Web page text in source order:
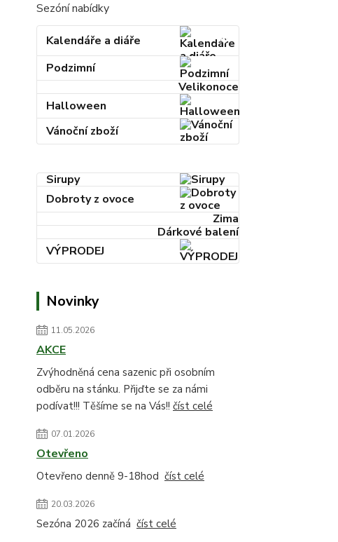
Sezóní nabídky
Kalendáře a diáře
Podzimní
Velikonoce
Halloween
Vánoční zboží
Sirupy
Dobroty z ovoce
Zima
Dárkové balení
VÝPRODEJ
Novinky
11.05.2026
AKCE
Zvýhodněná cena sazenic při osobním
odběru na stánku. Přijďte se za námi
podívat!!! Těšíme se na Vás!! číst celé
07.01.2026
Otevřeno
Otevřeno denně 9-18hod číst celé
20.03.2026
Sezóna 2026 začíná číst celé